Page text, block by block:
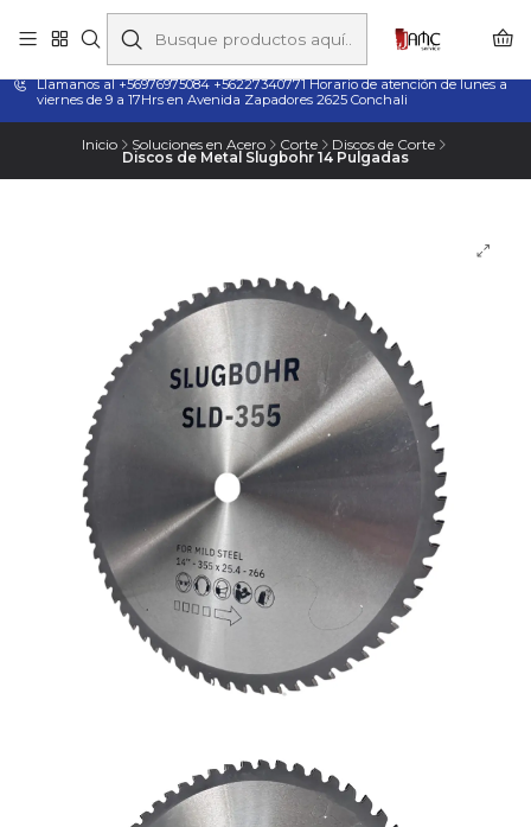
Taladros Magnéticos en Chile | Venta, Arriendo y Servicio
Técnico
Llamanos al +56976975084 +56227340771 Horario de atención de lunes a
viernes de 9 a 17Hrs en Avenida Zapadores 2625 Conchali
Inicio Soluciones en Acero Corte Discos de Corte
Discos de Metal Slugbohr 14 Pulgadas